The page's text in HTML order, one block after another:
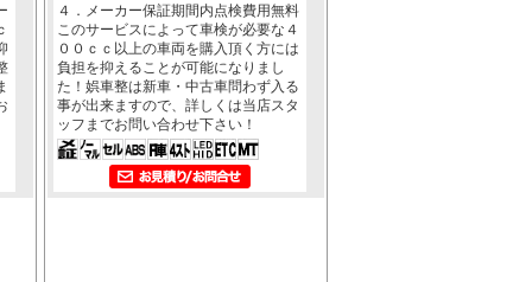
４．メーカー保証期間内点検費用無料
このサービスによって車検が必要な４
００ｃｃ以上の車両を購入頂く方には
負担を抑えることが可能になりまし
た！娯車整は新車・中古車問わず入る
事が出来ますので、詳しくは当店スタ
ッフまでお問い合わせ下さい！